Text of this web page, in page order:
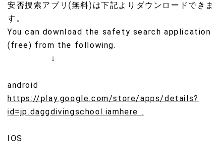
安否捜索アプリ(無料)は下記よりダウンロードできま
す。
You can download the safety search application
(free) from the following.
↓
android
https://play.google.com/store/apps/details?
id=jp.daggdivingschool.iamhere…
IOS